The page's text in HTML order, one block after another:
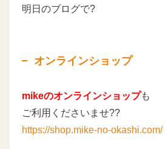
明日のブログで?
オンラインショップ
mikeのオンラインショップも
ご利用くださいませ??
https://shop.mike-no-okashi.com/